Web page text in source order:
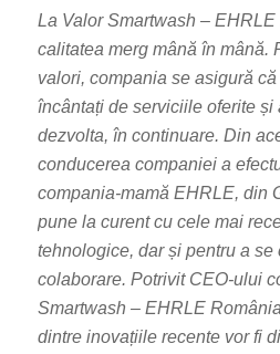
La Valor Smartwash –
calitatea merg mână în mână.
valori, compania se asigură
încântați de serviciile oferite și
dezvolta, în continuare. Din
conducerea companiei a
compania-mamă EHRLE, din
pune la curent cu cele mai
tehnologice, dar și pentru a
colaborare. Potrivit CEO-ului
Smartwash – EHRLE
dintre inovațiile recente vor fi